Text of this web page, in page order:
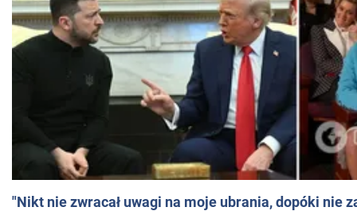
"Nikt nie zwracał uwagi na moje ubrania, dopóki nie